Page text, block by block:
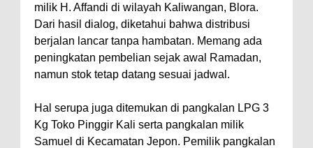
milik H. Affandi di wilayah Kaliwangan, Blora.
Dari hasil dialog, diketahui bahwa distribusi
berjalan lancar tanpa hambatan. Memang ada
peningkatan pembelian sejak awal Ramadan,
namun stok tetap datang sesuai jadwal.
‎Hal serupa juga ditemukan di pangkalan LPG 3
Kg Toko Pinggir Kali serta pangkalan milik
Samuel di Kecamatan Jepon. Pemilik pangkalan